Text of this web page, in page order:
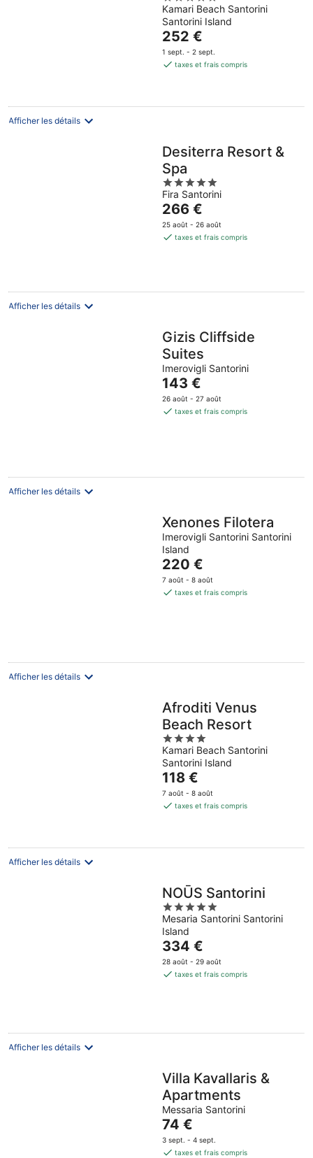
out
of
5
Kamari Beach Santorini
Santorini Island
Le
prix
est
par
252 €
1 sept. - 2 sept.
taxes et frais compris
Afficher les détails
Desiterra Resort &
Spa
5
out
of
5
Fira Santorini
Le
prix
est
nuit
266 €
25 août - 26 août
taxes et frais compris
Afficher les détails
Gizis Cliffside
Suites
Imerovigli Santorini
Le
prix
est
143 €
26 août - 27 août
taxes et frais compris
Afficher les détails
Xenones Filotera
Imerovigli Santorini Santorini
Island
Le
prix
est
220 €
7 août - 8 août
taxes et frais compris
Afficher les détails
Afroditi Venus
Beach Resort
4
out
of
5
Kamari Beach Santorini
Santorini Island
Le
prix
est
par
118 €
7 août - 8 août
taxes et frais compris
Afficher les détails
NOŪS Santorini
5
out
of
5
Mesaria Santorini Santorini
Island
Le
prix
est
334 €
28 août - 29 août
taxes et frais compris
Afficher les détails
Villa Kavallaris &
Apartments
Messaria Santorini
Le
prix
est
74 €
3 sept. - 4 sept.
taxes et frais compris